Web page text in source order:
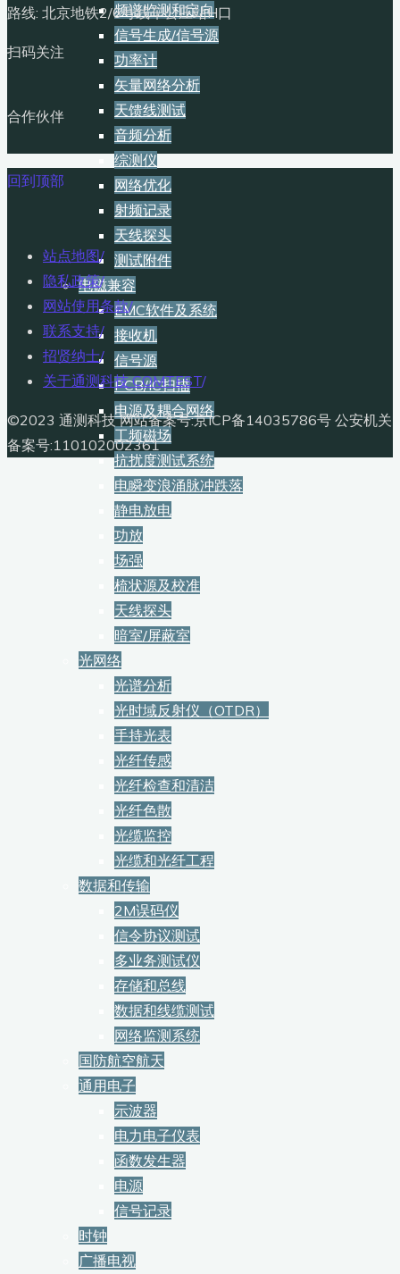
频谱监测和定向
信号生成/信号源
功率计
矢量网络分析
天馈线测试
音频分析
综测仪
网络优化
射频记录
天线探头
测试附件
电磁兼容
EMC软件及系统
接收机
信号源
PCB/IC扫描
电源及耦合网络
工频磁场
抗扰度测试系统
电瞬变浪涌脉冲跌落
静电放电
功放
场强
梳状源及校准
天线探头
暗室/屏蔽室
光网络
光谱分析
光时域反射仪（OTDR）
手持光表
光纤传感
光纤检查和清洁
光纤色散
光缆监控
光缆和光纤工程
数据和传输
2M误码仪
信令协议测试
多业务测试仪
存储和总线
数据和线缆测试
网络监测系统
国防航空航天
通用电子
示波器
电力电子仪表
函数发生器
电源
信号记录
时钟
广播电视
路线: 北京地铁2/6号线车公庄站H口
扫码关注
合作伙伴
回到顶部
站点地图/
隐私政策/
网站使用条款/
联系支持/
招贤纳士/
关于通测科技 COMTEST/
©2023 通测科技 网站备案号:京ICP备14035786号 公安机关
备案号:110102002361